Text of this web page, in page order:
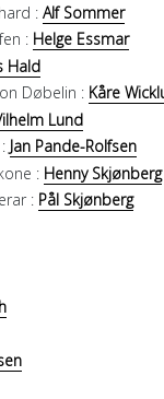
: Alf Sommer
: Helge Essmar
Hald
Døbelin : Kåre
Lund
Jan Pande-Rolfsen
: Henny Skjønberg
: Pål Skjønberg